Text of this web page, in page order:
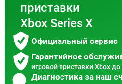
приставки
Xbox Series X
Официальный сервис
Гарантийное
игровой приставки Xbox до
Диагностика за наш